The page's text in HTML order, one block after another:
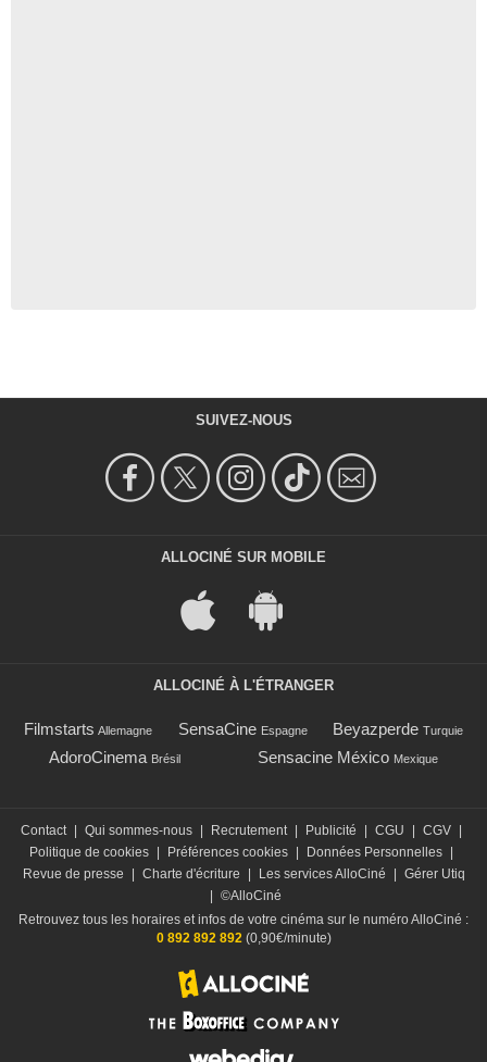
SUIVEZ-NOUS
ALLOCINÉ SUR MOBILE
ALLOCINÉ À L'ÉTRANGER
Filmstarts Allemagne SensaCine Espagne Beyazperde Turquie
AdoroCinema Brésil Sensacine México Mexique
Contact Qui sommes-nous Recrutement Publicité CGU CGV
Politique de cookies
Préférences cookies Données Personnelles
Revue de presse
Charte d'écriture Les services AlloCiné
Gérer Utiq
©AlloCiné
Retrouvez tous les horaires et infos de votre cinéma sur le numéro AlloCiné :
0 892 892 892(0,90€/minute)